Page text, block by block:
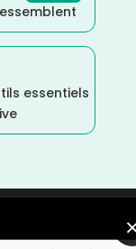
essentiels